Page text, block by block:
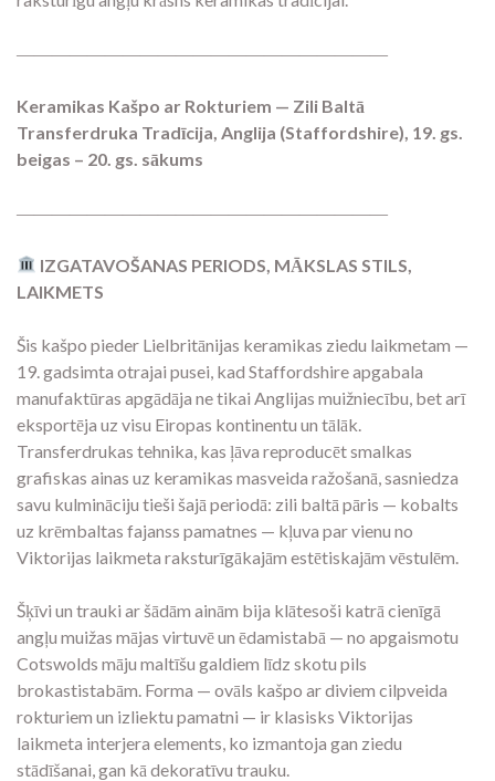
―――――――――――――――――――――
Keramikas Kašpo ar Rokturiem — Zili Baltā
Transferdruka Tradīcija, Anglija (Staffordshire), 19. gs.
beigas – 20. gs. sākums
―――――――――――――――――――――
IZGATAVOŠANAS PERIODS, MĀKSLAS STILS,
LAIKMETS
Šis kašpo pieder Lielbritānijas keramikas ziedu laikmetam —
19. gadsimta otrajai pusei, kad Staffordshire apgabala
manufaktūras apgādāja ne tikai Anglijas muižniecību, bet arī
eksportēja uz visu Eiropas kontinentu un tālāk.
Transferdrukas tehnika, kas ļāva reproducēt smalkas
grafiskas ainas uz keramikas masveida ražošanā, sasniedza
savu kulmināciju tieši šajā periodā: zili baltā pāris — kobalts
uz krēmbaltas fajanss pamatnes — kļuva par vienu no
Viktorijas laikmeta raksturīgākajām estētiskajām vēstulēm.
Šķīvi un trauki ar šādām ainām bija klātesoši katrā cienīgā
angļu muižas mājas virtuvē un ēdamistabā — no apgaismotu
Cotswolds māju maltīšu galdiem līdz skotu pils
brokastistabām. Forma — ovāls kašpo ar diviem cilpveida
rokturiem un izliektu pamatni — ir klasisks Viktorijas
laikmeta interjera elements, ko izmantoja gan ziedu
stādīšanai, gan kā dekoratīvu trauku.